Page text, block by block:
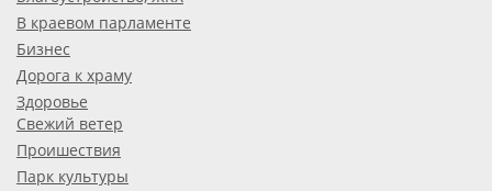
В краевом парламенте
Бизнес
Дорога к храму
Здоровье
Свежий ветер
Проишествия
Парк культуры